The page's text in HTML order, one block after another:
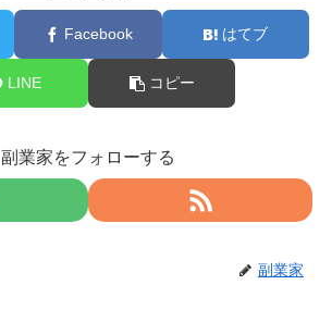
Facebook はてブ
LINE コピー
副業家をフォローする
副業家